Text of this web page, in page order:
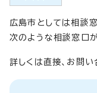
広島市としては相談
次のような相談窓口
詳しくは直接、お問い